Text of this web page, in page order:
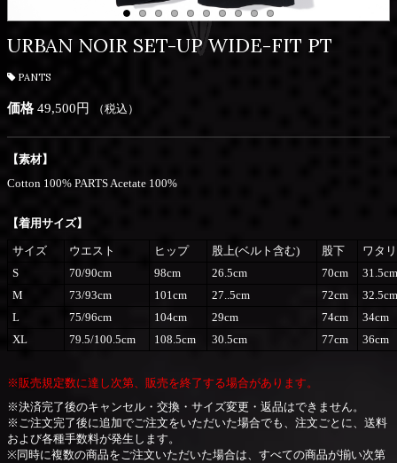
URBAN NOIR SET-UP WIDE-FIT PT
PANTS
価格 49,500円 （税込）
【素材】
Cotton 100% PARTS Acetate 100%
【着用サイズ】
サイズ ウエスト ヒップ 股上(ベルト含む) 股下
ワタ
S
70/90cm 98cm 26.5cm 70cm
31.5cm
M
73/93cm 101cm 27..5cm 72cm
32.5cm
L
75/96cm 104cm 29cm 74cm
34cm
XL
79.5/100.5cm 108.5cm 30.5cm 77cm 36cm
※販売規定数に達し次第、販売を終了する場合があります。
※決済完了後のキャンセル・交換・サイズ変更・返品はできません。
※ご注文完了後に追加でご注文をいただいた場合でも、注文ごとに、送料
および各種手数料が発生します。
※同時に複数の商品をご注文いただいた場合は、すべての商品が揃い次第